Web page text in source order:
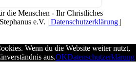
die Menschen - Ihr Christliches
e.V. | Datenschutzerklärung |
Wenn du die Website weiter nutzt,
aus.OKDatenschutzerklärung